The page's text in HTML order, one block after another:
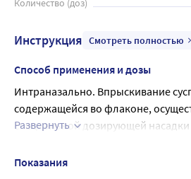
Количество (доз)
Инструкция Смотреть полностью
Способ применения и дозы
Интраназально. Впрыскивание
содержащейся во флаконе,
специальной дозирующей насадки
необходимо провести его
прокалывайте назальный
Развернуть
Показания